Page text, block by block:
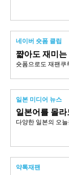
네이버 숏폼 클립
쨟아도 재미는
숏폼으로도 재팬쿠
일본 미디어 뉴스
일본어를 몰라
다양한 일본의 오
약톡재팬